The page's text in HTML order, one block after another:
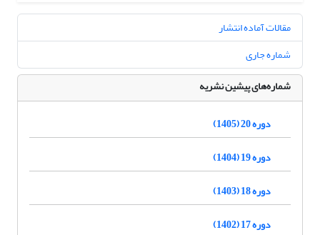
مقالات آماده انتشار
شماره جاری
شماره‌های پیشین نشریه
دوره 20 (1405)
دوره 19 (1404)
دوره 18 (1403)
دوره 17 (1402)